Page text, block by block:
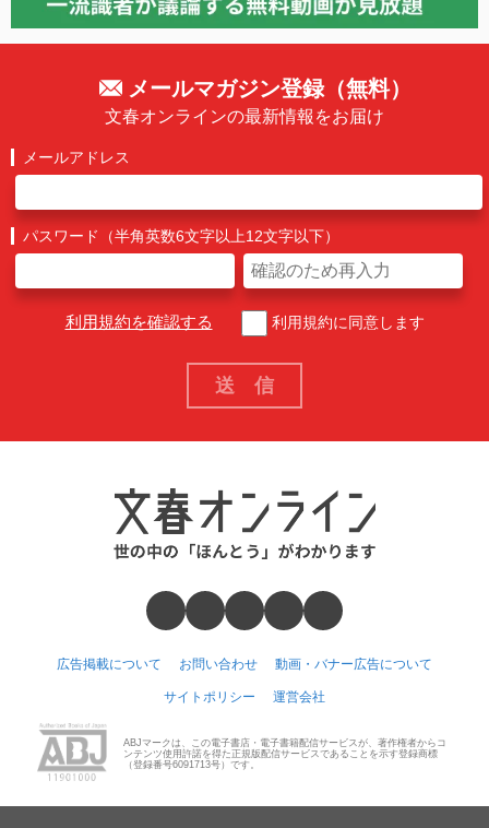
メールマガジン登録（無料）
文春オンラインの最新情報をお届け
メールアドレス
パスワード（半角英数6文字以上12文字以下）
利用規約を確認する 利用規約に同意します
広告掲載について お問い合わせ 動画・バナー広告について
サイトポリシー 運営会社
ABJマークは、この電子書店・電子書籍配信サービスが、著作権者からコ
ンテンツ使用許諾を得た正規版配信サービスであることを示す登録商標
（登録番号6091713号）です。